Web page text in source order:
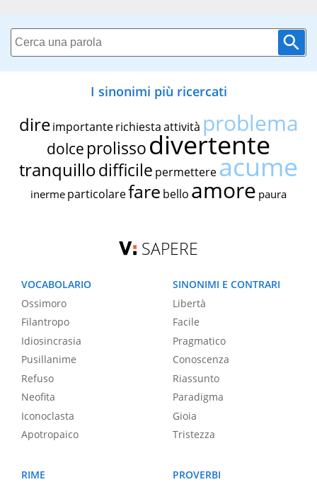
I sinonimi più ricercati
dire importante richiestaattività problema
dolce prolissodivertente
tranquillodifficile permettereacume
inerme particolarefare bello amore paura
SAPERE
VOCABOLARIO
Ossimoro
Filantropo
Idiosincrasia
Pusillanime
Refuso
Neofita
Iconoclasta
Apotropaico
SINONIMI E CONTRARI
Libertà
Facile
Pragmatico
Conoscenza
Riassunto
Paradigma
Gioia
Tristezza
RIME
PROVERBI